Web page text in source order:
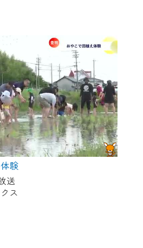
験
送
ス
ご加入者様へのサー
利用いただくには、
、
加入と『CCNetマイ
ンが必要となりま
の程よろしくお願い
ンには、MyIDが必
TVを含むCCNetの
頂くためのIDです。